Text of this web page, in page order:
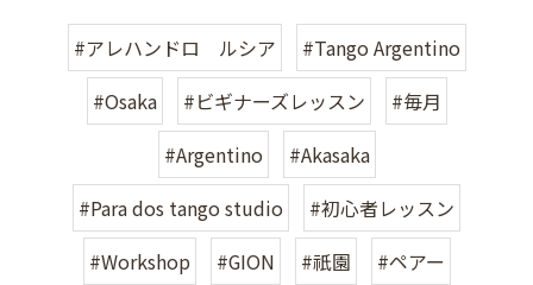
#アレハンドロ ルシア
#Tango Argentino
#Osaka
#ビギナーズレッスン
#毎月
#Argentino
#Akasaka
#Para dos tango studio
#初心者レッスン
#Workshop
#GION #祇園
#ペアー